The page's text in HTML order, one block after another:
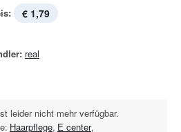
€ 1,79
real
leider nicht mehr verfügbar.
Haarpflege, E center,